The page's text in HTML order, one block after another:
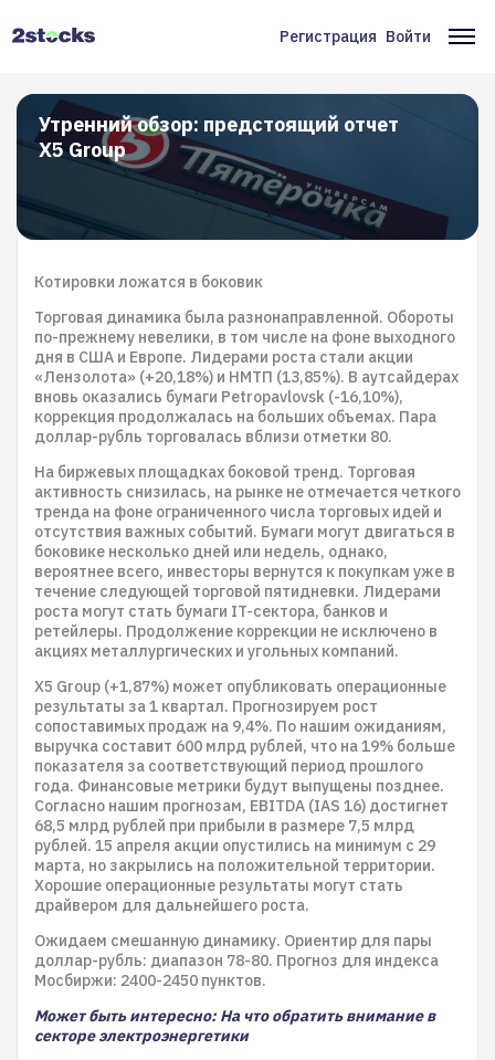
Меню
учётной
записи
пользователя
Регистрация Войти
Утренний обзор: предстоящий отчет
X5 Group
Котировки ложатся в боковик
Торговая динамика была разнонаправленной. Обороты
по-прежнему невелики, в том числе на фоне выходного
дня в США и Европе. Лидерами роста стали акции
«Лензолота» (+20,18%) и НМТП (13,85%). В аутсайдерах
вновь оказались бумаги Petropavlovsk (-16,10%),
коррекция продолжалась на больших объемах. Пара
доллар-рубль торговалась вблизи отметки 80.
На биржевых площадках боковой тренд. Торговая
активность снизилась, на рынке не отмечается четкого
тренда на фоне ограниченного числа торговых идей и
отсутствия важных событий. Бумаги могут двигаться в
боковике несколько дней или недель, однако,
вероятнее всего, инвесторы вернутся к покупкам уже в
течение следующей торговой пятидневки. Лидерами
роста могут стать бумаги IT-сектора, банков и
ретейлеры. Продолжение коррекции не исключено в
акциях металлургических и угольных компаний.
X5 Group (+1,87%) может опубликовать операционные
результаты за 1 квартал. Прогнозируем рост
сопоставимых продаж на 9,4%. По нашим ожиданиям,
выручка составит 600 млрд рублей, что на 19% больше
показателя за соответствующий период прошлого
года. Финансовые метрики будут выпущены позднее.
Согласно нашим прогнозам, EBITDA (IAS 16) достигнет
68,5 млрд рублей при прибыли в размере 7,5 млрд
рублей. 15 апреля акции опустились на минимум с 29
марта, но закрылись на положительной территории.
Хорошие операционные результаты могут стать
драйвером для дальнейшего роста.
Ожидаем смешанную динамику. Ориентир для пары
доллар-рубль: диапазон 78-80. Прогноз для индекса
Мосбиржи: 2400-2450 пунктов.
Может быть интересно: На что обратить внимание в
секторе электроэнергетики